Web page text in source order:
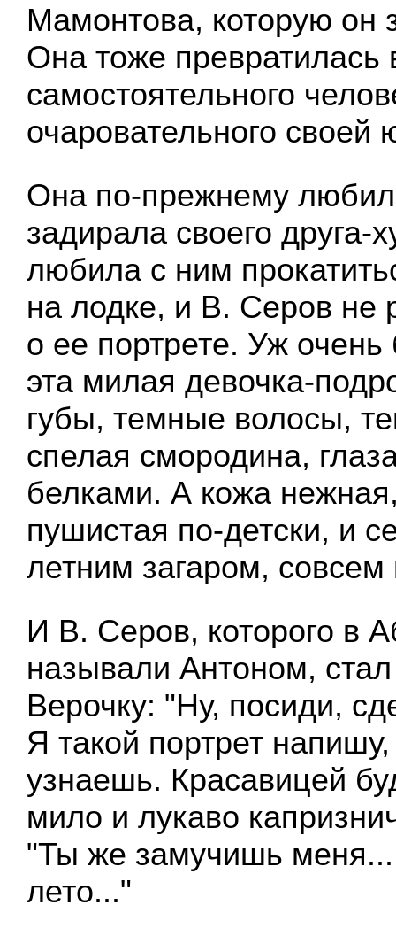
Мамонтова, которую он
Она тоже превратилась
самостоятельного
очаровательного своей
Она по-прежнему
задирала своего друга-
любила с ним
на лодке, и В. Серов не
о ее портрете. Уж
эта милая девочка-
губы, темные волосы,
спелая смородина,
белками. А кожа
пушистая по-детски, и
летним загаром, совсем
И В. Серов, которого в
называли Антоном, стал
Верочку: "Ну, посиди,
Я такой портрет
узнаешь. Красавицей
мило и лукаво
"Ты же замучишь меня...
лето..."